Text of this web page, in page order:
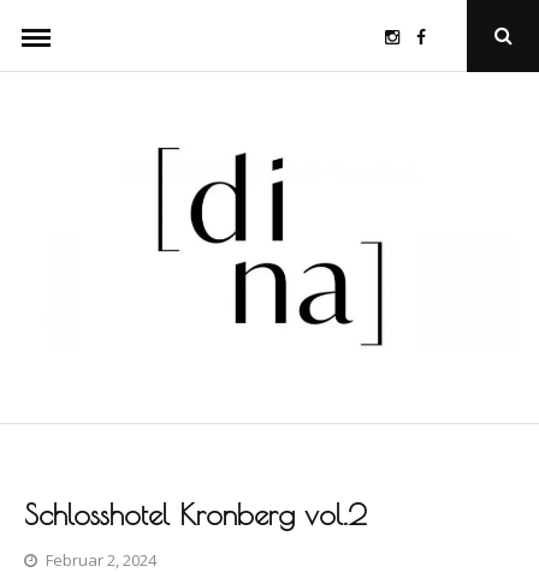
content
InstagramFacebookOpen
Schlosshotel Kronberg vol.2
Februar 2, 2024